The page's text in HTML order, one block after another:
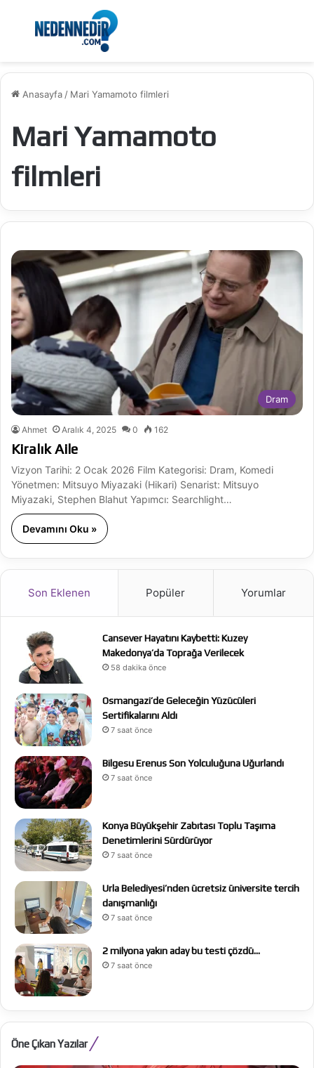
Menü
Anasayfa / Mari Yamamoto filmleri
Mari Yamamoto
filmleri
Dram
Ahmet Aralık 4, 2025 0 162
Kiralık Aile
Vizyon Tarihi: 2 Ocak 2026 Film Kategorisi: Dram, Komedi
Yönetmen: Mitsuyo Miyazaki (Hikari) Senarist: Mitsuyo
Miyazaki, Stephen Blahut Yapımcı: Searchlight…
Devamını Oku »
Son Eklenen Popüler Yorumlar
Cansever Hayatını Kaybetti: Kuzey
Makedonya’da Toprağa Verilecek
58 dakika önce
Osmangazi’de Geleceğin Yüzücüleri
Sertifikalarını Aldı
7 saat önce
Bilgesu Erenus Son Yolculuğuna Uğurlandı
7 saat önce
Konya Büyükşehir Zabıtası Toplu Taşıma
Denetimlerini Sürdürüyor
7 saat önce
Urla Belediyesi’nden ücretsiz üniversite tercih
danışmanlığı
7 saat önce
2 milyona yakın aday bu testi çözdü…
7 saat önce
Öne Çıkan Yazılar